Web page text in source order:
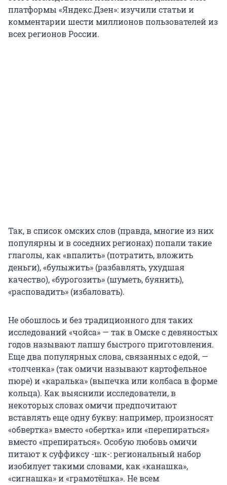
платформы «Яндекс.Дзен»: изучили статьи и
комментарии шести миллионов пользователей из
всех регионов России.
Так, в список омских слов (правда, многие из них
популярны и в соседних регионах) попали такие
глаголы, как «впалить» (потратить, вложить
деньги), «булыжить» (разбавлять, ухудшая
качество), «бурогозить» (шуметь, буянить),
«расповадить» (избаловать).
Не обошлось и без традиционного для таких
исследований «чойса» — так в Омске с девяностых
годов называют лапшу быстрого приготовления.
Еще два популярных слова, связанных с едой, —
«толченка» (так омичи называют картофельное
пюре) и «каралька» (выпечка или колбаса в форме
кольца). Как выяснили исследователи, в
некоторых словах омичи предпочитают
вставлять еще одну букву: например, произносят
«обвертка» вместо «обертка» или «перепираться»
вместо «препираться». Особую любовь омичи
питают к суффиксу -шк-: региональный набор
изобилует такими словами, как «канашка»,
«сигнашка» и «грамотёшка». Не всем